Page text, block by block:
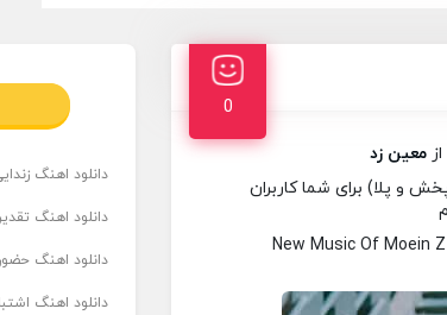
0
از معین زد
و پلا) برای شما کاربران
New Music Of Moein
دانلود اهنگ
دانلود اهنگ
دانلود اهنگ
دانلود اهنگ